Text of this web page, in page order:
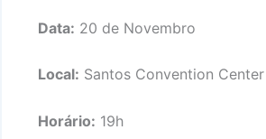
Data: 20 de Novembro
Local: Santos Convention Center
Horário: 19h